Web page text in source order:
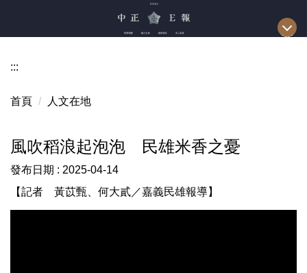
區
:::
首頁 人文在地
風吹稻浪起泡泡 民雄米香之憂
發布日期 : 2025-04-14
【記者 黃苡甄、何大貳／嘉義民雄報導】